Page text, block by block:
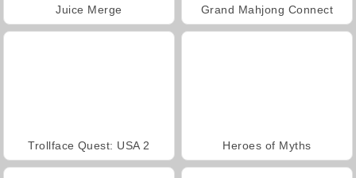
Juice Merge Grand Mahjong Connect
Trollface Quest: USA 2 Heroes of Myths